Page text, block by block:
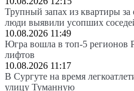
Трупный запах из квартиры за
люди выявили усопших
10.08.2026 11:49
Югра вошла в топ-5 регионов
лифтов
10.08.2026 11:17
В Сургуте на время
улицу Туманную